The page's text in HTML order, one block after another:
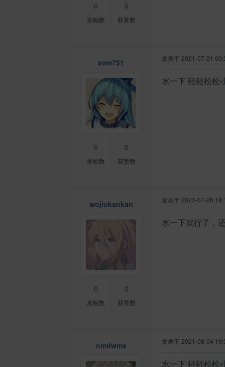
0
发帖数
0
获赞数
avm751
0
发帖数
0
获赞数
发表于 2021-07-21
水一下 轻轻松
wojiukankan
0
发帖数
0
获赞数
发表于 2021-07-26
水一下就行了，
nmdwms 发表于 2021-08-04
水一下 轻轻松